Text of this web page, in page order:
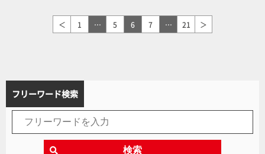
＜ 1 … 5 6 7 … 21 ＞
フリーワード検索
検索